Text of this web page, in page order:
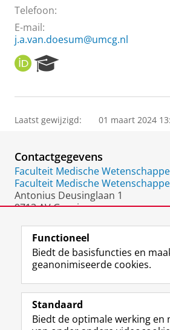
Telefoon:
E-mail:
j.a.van.doesum@umcg.nl
O
R
I
e
r
P
o
r
t
a
Laatst gewijzigd: 01 maart 2024
Contactgegevens
Faculteit Medische
Faculteit Medische
Antonius Deusinglaan 1
9713 AV Groningen
Volg de RUG
F
a
e
L
i
k
Studiekiezers
Functioneel
Biedt de basisfuncties en
geanonimiseerde cookies.
Standaard
Biedt de optimale werking en